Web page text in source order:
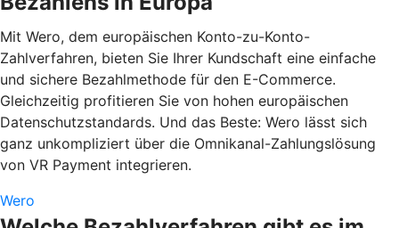
Mit Wero, dem europäischen Konto-zu-Konto-
Zahlverfahren, bieten Sie Ihrer Kundschaft eine einfache
und sichere Bezahlmethode für den E-Commerce.
Gleichzeitig profitieren Sie von hohen europäischen
Datenschutzstandards. Und das Beste: Wero lässt sich
ganz unkompliziert über die Omnikanal-Zahlungslösung
von VR Payment integrieren.
Wero